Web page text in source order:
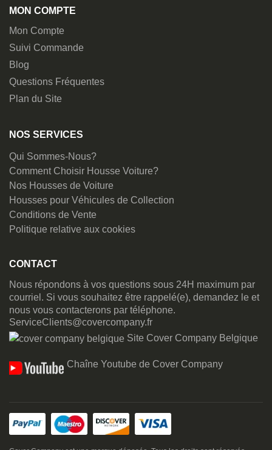
MON COMPTE
Mon Compte
Suivi Commande
Blog
Questions Fréquentes
Plan du Site
NOS SERVICES
Qui Sommes-Nous?
Comment Choisir Housse Voiture?
Nos Housses de Voiture
Housses pour Véhicules de Collection
Conditions de Vente
Politique relative aux cookies
CONTACT
Nous répondons à vos questions sous 24H maximum par
courriel. Si vous souhaitez être rappelé(e), demandez le et
nous vous contacterons par téléphone.
ServiceClients@covercompany.fr
Site Cover Company Belgique
Chaîne Youtube de Cover Company